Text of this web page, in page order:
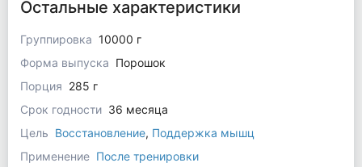
Остальные характеристики
Группировка 10000 г
Форма выпуска Порошок
Порция 285 г
Срок годности 36 месяца
Цель Восстановление, Поддержка мышц
Применение После тренировки